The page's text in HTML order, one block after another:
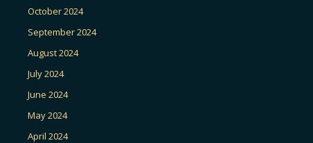
October 2024
September 2024
August 2024
July 2024
June 2024
May 2024
April 2024